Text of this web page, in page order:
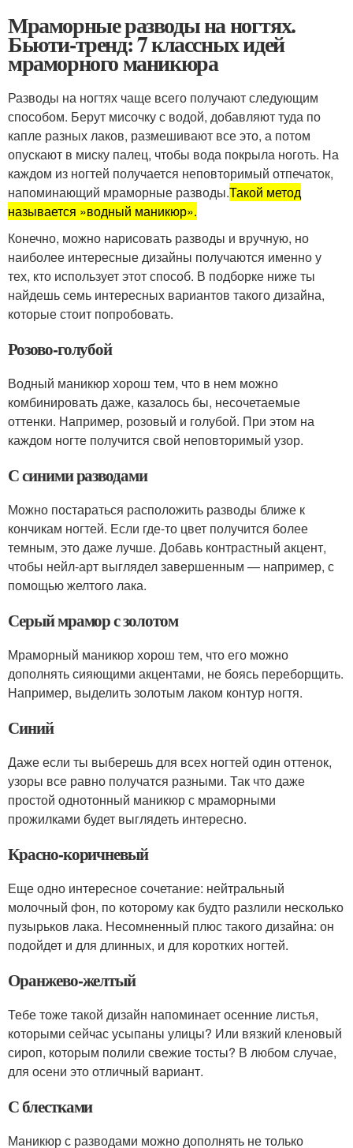
Мраморные разводы на ногтях.
Бьюти-тренд: 7 классных идей
мраморного маникюра
Разводы на ногтях чаще всего получают следующим
способом. Берут мисочку с водой, добавляют туда по
капле разных лаков, размешивают все это, а потом
опускают в миску палец, чтобы вода покрыла ноготь. На
каждом из ногтей получается неповторимый отпечаток,
напоминающий мраморные разводы.Такой метод
называется »водный маникюр».
Конечно, можно нарисовать разводы и вручную, но
наиболее интересные дизайны получаются именно у
тех, кто использует этот способ. В подборке ниже ты
найдешь семь интересных вариантов такого дизайна,
которые стоит попробовать.
Розово-голубой
Водный маникюр хорош тем, что в нем можно
комбинировать даже, казалось бы, несочетаемые
оттенки. Например, розовый и голубой. При этом на
каждом ногте получится свой неповторимый узор.
С синими разводами
Можно постараться расположить разводы ближе к
кончикам ногтей. Если где-то цвет получится более
темным, это даже лучше. Добавь контрастный акцент,
чтобы нейл-арт выглядел завершенным — например, с
помощью желтого лака.
Серый мрамор с золотом
Мраморный маникюр хорош тем, что его можно
дополнять сияющими акцентами, не боясь переборщить.
Например, выделить золотым лаком контур ногтя.
Синий
Даже если ты выберешь для всех ногтей один оттенок,
узоры все равно получатся разными. Так что даже
простой однотонный маникюр с мраморными
прожилками будет выглядеть интересно.
Красно-коричневый
Еще одно интересное сочетание: нейтральный
молочный фон, по которому как будто разлили несколько
пузырьков лака. Несомненный плюс такого дизайна: он
подойдет и для длинных, и для коротких ногтей.
Оранжево-желтый
Тебе тоже такой дизайн напоминает осенние листья,
которыми сейчас усыпаны улицы? Или вязкий кленовый
сироп, которым полили свежие тосты? В любом случае,
для осени это отличный вариант.
С блестками
Маникюр с разводами можно дополнять не только